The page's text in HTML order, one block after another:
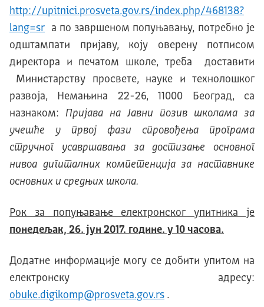
http://upitnici.prosveta.gov.rs/index.php/468138?
lang=sr а по завршеном попуњавању, потребно је
одштампати пријаву, коју оверену потписом
директора и печатом школе, треба доставити
Министарству просвете, науке и технолошког
развоја, Немањина 22-26, 11000 Београд, са
назнаком: Пријава на Јавни позив школама за
учешће у првој фази спровођења програма
стручног усавршавања за достизање основног
нивоа дигиталних компетенција за наставнике
основних и средњих школа.
Рок за попуњавање електронског упитника је
понедељак, 26. јун 2017. године. у 10 часова.
Додатне информације могу се добити упитом на
електронску адресу:
obuke.digikomp@prosveta.gov.rs .